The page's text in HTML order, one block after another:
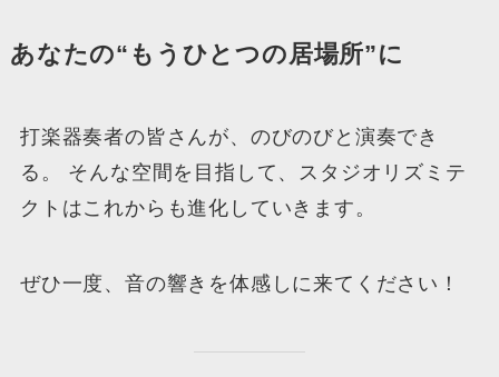
あなたの“もうひとつの居場所”に
打楽器奏者の皆さんが、のびのびと演奏でき
る。 そんな空間を目指して、スタジオリズミテ
クトはこれからも進化していきます。
ぜひ一度、音の響きを体感しに来てください！